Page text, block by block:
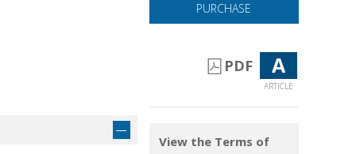
PURCHASE
PDF A
ARTICLE
View the Terms of